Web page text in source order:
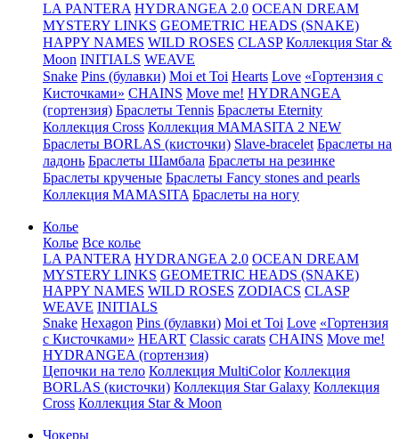
LA PANTERA HYDRANGEA 2.0 OCEAN DREAM
MYSTERY LINKS GEOMETRIC HEADS (SNAKE)
HAPPY NAMES WILD ROSES CLASP Коллекция Star &
Moon INITIALS WEAVE
Snake Pins (булавки) Moi et Toi Hearts Love «Гортензия с
Кисточками» CHAINS Move me! HYDRANGEA
(гортензия) Браслеты Tennis Браслеты Eternity
Коллекция Cross Коллекция MAMASITA 2 NEW
Браслеты BORLAS (кисточки) Slave-bracelet Браслеты на
ладонь Браслеты Шамбала Браслеты на резинке
Браслеты крученые Браслеты Fancy stones and pearls
Коллекция MAMASITA Браслеты на ногу
Колье
Колье Все колье
LA PANTERA HYDRANGEA 2.0 OCEAN DREAM
MYSTERY LINKS GEOMETRIC HEADS (SNAKE)
HAPPY NAMES WILD ROSES ZODIACS CLASP
WEAVE INITIALS
Snake Hexagon Pins (булавки) Moi et Toi Love «Гортензия
с Кисточками» HEART Classic carats CHAINS Move me!
HYDRANGEA (гортензия)
Цепочки на тело Коллекция MultiColor Коллекция
BORLAS (кисточки) Коллекция Star Galaxy Коллекция
Cross Коллекция Star & Moon
Чокеры